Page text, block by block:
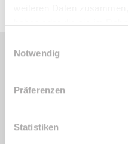
Notwendig
Präferenzen
Statistiken